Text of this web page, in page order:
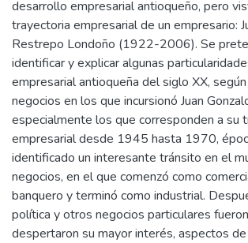
desarrollo empresarial antioqueño, pero
trayectoria empresarial de un empresario:
Restrepo Londoño (1922-2006). Se
identificar y explicar algunas
empresarial antioqueña del siglo XX,
negocios en los que incursionó Juan
especialmente los que corresponden a su
empresarial desde 1945 hasta 1970,
identificado un interesante tránsito en el
negocios, en el que comenzó como
banquero y terminó como industrial.
política y otros negocios particulares
despertaron su mayor interés, aspectos